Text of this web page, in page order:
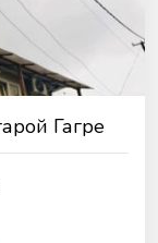
Гагре